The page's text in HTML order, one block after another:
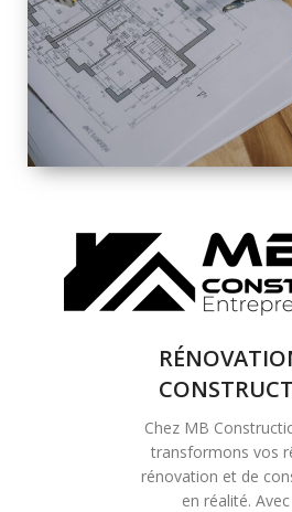
SOLUTIONS DE
RÉNOVATION
COMPLÈTE
Chez MB
transformons vos
rénovation et de
en réalité.